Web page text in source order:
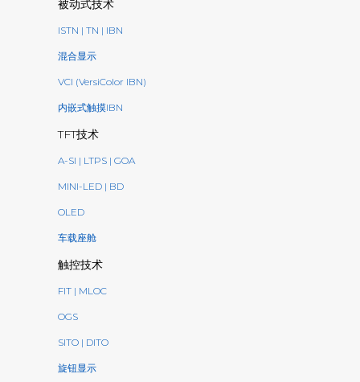
被动式技术
ISTN | TN | IBN
混合显示
VCI (VersiColor IBN)
内嵌式触摸IBN
TFT技术
A-SI | LTPS | GOA
MINI-LED | BD
OLED
车载座舱
触控技术
FIT | MLOC
OGS
SITO | DITO
旋钮显示